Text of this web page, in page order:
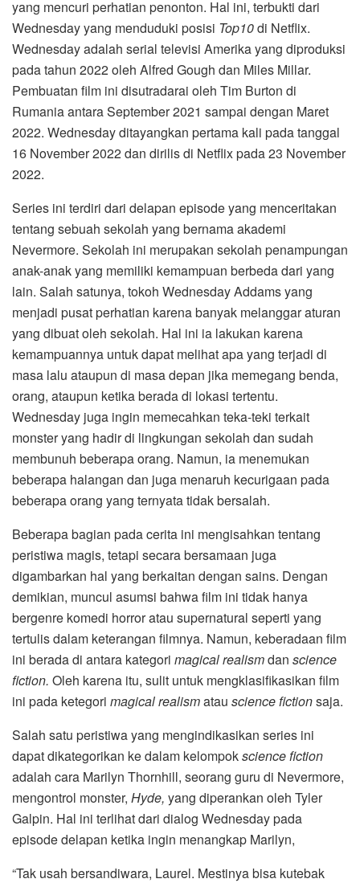
yang mencuri perhatian penonton. Hal ini, terbukti dari
Wednesday yang menduduki posisi Top10di Netflix.
Wednesday adalah serial televisi Amerika yang diproduksi
pada tahun 2022 oleh Alfred Gough dan Miles Millar.
Pembuatan film ini disutradarai oleh Tim Burton di
Rumania antara September 2021 sampai dengan Maret
2022. Wednesday ditayangkan pertama kali pada tanggal
16 November 2022 dan dirilis di Netflix pada 23 November
2022.
Series ini terdiri dari delapan episode yang menceritakan
tentang sebuah sekolah yang bernama akademi
Nevermore. Sekolah ini merupakan sekolah penampungan
anak-anak yang memiliki kemampuan berbeda dari yang
lain. Salah satunya, tokoh Wednesday Addams yang
menjadi pusat perhatian karena banyak melanggar aturan
yang dibuat oleh sekolah. Hal ini ia lakukan karena
kemampuannya untuk dapat melihat apa yang terjadi di
masa lalu ataupun di masa depan jika memegang benda,
orang, ataupun ketika berada di lokasi tertentu.
Wednesday juga ingin memecahkan teka-teki terkait
monster yang hadir di lingkungan sekolah dan sudah
membunuh beberapa orang. Namun, ia menemukan
beberapa halangan dan juga menaruh kecurigaan pada
beberapa orang yang ternyata tidak bersalah.
Beberapa bagian pada cerita ini mengisahkan tentang
peristiwa magis, tetapi secara bersamaan juga
digambarkan hal yang berkaitan dengan sains. Dengan
demikian, muncul asumsi bahwa film ini tidak hanya
bergenre komedi horror atau supernatural seperti yang
tertulis dalam keterangan filmnya. Namun, keberadaan film
ini berada di antara kategori magical realismdan science
fiction. Oleh karena itu, sulit untuk mengklasifikasikan film
ini pada ketegori magical realismatau science fictionsaja.
Salah satu peristiwa yang mengindikasikan series ini
dapat dikategorikan ke dalam kelompokscience fiction
adalah cara Marilyn Thornhill, seorang guru di Nevermore,
mengontrol monster, Hyde, yang diperankan oleh Tyler
Galpin. Hal ini terlihat dari dialog Wednesday pada
episode delapan ketika ingin menangkap Marilyn,
“Tak usah bersandiwara, Laurel. Mestinya bisa kutebak